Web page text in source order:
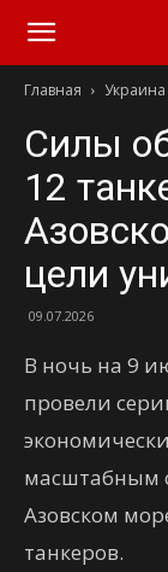
Главная Украина
Силы
12
цели
09.07.2026
В ночь на 9
провели
масштабным
Азовском
танкеров.